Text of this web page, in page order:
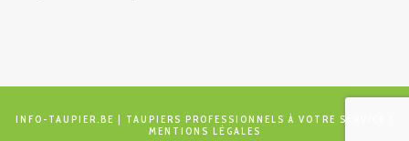
INFO-TAUPIER.BE | TAUPIERS PROFESSIONNELS À VOTRE SERVICE |
MENTIONS LÉGALES